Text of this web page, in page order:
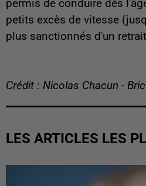
permis de conduire dès
petits excès de vitesse
plus sanctionnés d'un
Crédit : Nicolas Chacun -
LES ARTICLES LES